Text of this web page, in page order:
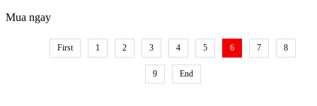
Mua ngay
First 1 2 3 4 5 6 7 8
9 End